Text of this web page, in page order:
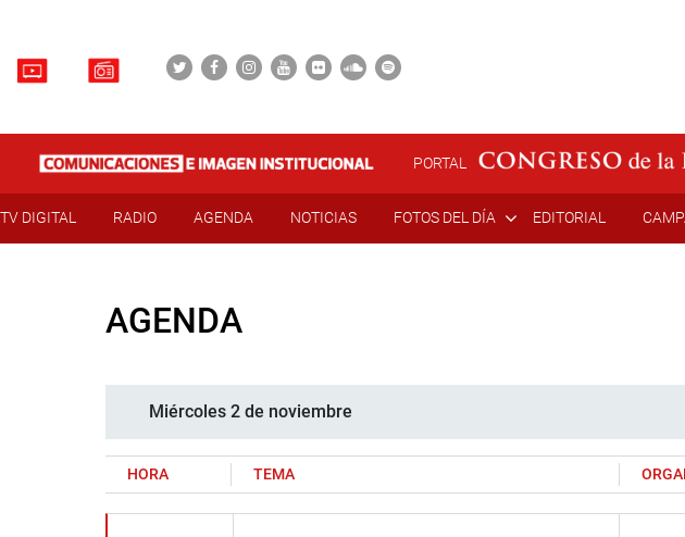
PORTAL
TV DIGITAL RADIO AGENDA NOTICIAS FOTOS DEL DÍA EDITORIAL
AGENDA
Miércoles 2 de noviembre
HORA TEMA